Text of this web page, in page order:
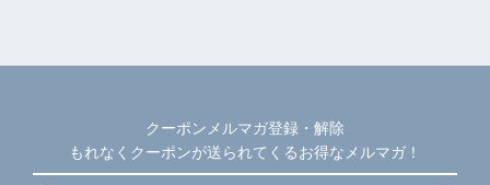
クーポンメルマガ登録・解除
もれなくクーポンが送られてくるお得なメルマガ！